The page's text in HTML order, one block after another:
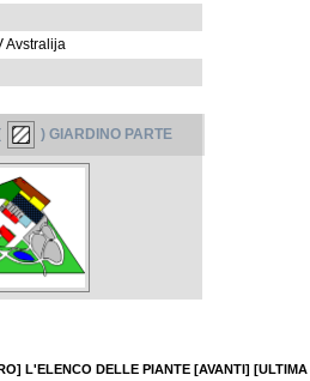
Avstralija
) GIARDINO PARTE
L'ELENCO DELLE PIANTE [AVANTI]